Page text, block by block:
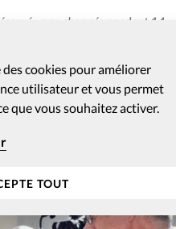
cookies pour améliorer
utilisateur et vous permet
que vous souhaitez activer.
TOUT
aux abonnés pendant 14